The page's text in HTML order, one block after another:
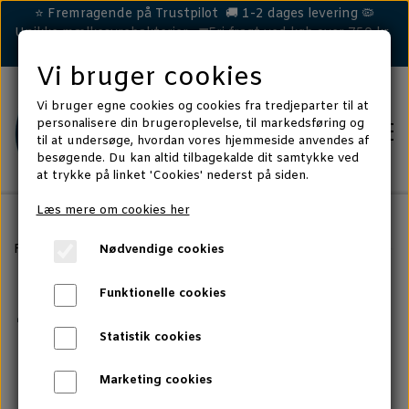
⭐ Fremragende på Trustpilot 🚚 1-2 dages levering 🦠
Unikke mælkesyrebakterier 🚛Fri fragt ved køb over 750 kr.
HEST
HUND
DÅRLIG MAVE
HUD & POTER
KAT
CELLA TEST - KAT
Forside Artikler, forskningsviden og tips
Stråfoder -
hvorfor er det så
Vi bruger cookies
Vi bruger egne cookies og cookies fra tredjeparter til at
personalisere din brugeroplevelse, til markedsføring og
til at undersøge, hvordan vores hjemmeside anvendes af
besøgende. Du kan altid tilbagekalde dit samtykke ved
at trykke på linket 'Cookies' nederst på siden.
Læs mere om cookies her
Nødvendige cookies
Funktionelle cookies
Statistik cookies
Marketing cookies